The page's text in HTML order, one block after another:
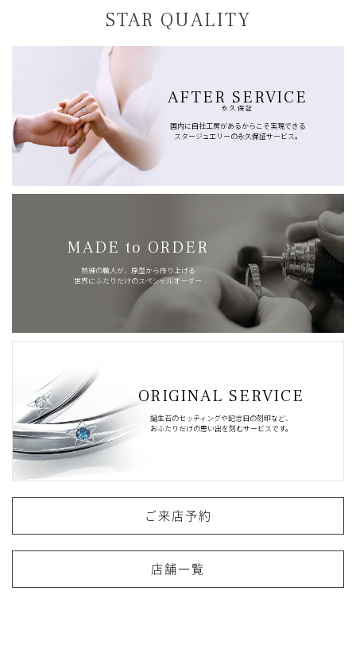
STAR QUALITY
AFTER SERVICE
永久保証
国内に自社工房があるからこそ実現できる
スタージュエリーの永久保証サービス。
MADE to ORDER
熟練の職人が、原型から作り上げる
世界にふたりだけのスペシャルオーダー
ORIGINAL SERVICE
誕生石のセッティングや記念日の刻印など、
おふたりだけの思い出を刻むサービスです。
ご来店予約
店舗一覧